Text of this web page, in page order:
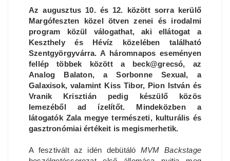
Az augusztus 10. és 12. között sorra kerülő
Margófeszten közel ötven zenei és irodalmi
program közül válogathat, aki ellátogat a
Keszthely és Hévíz közelében található
Szentgyörgyvárra. A háromnapos eseményen
fellép többek között a beck@grecsó, az
Analog Balaton, a Sorbonne Sexual, a
Galaxisok, valamint Kiss Tibor, Pion István és
Vranik Krisztián pedig készülő közös
lemezéből ad ízelítőt. Mindeközben a
látogatók Zala megye természeti, kulturális és
gasztronómiai értékeit is megismerhetik.
A fesztivált az idén debütáló MVM Backstage